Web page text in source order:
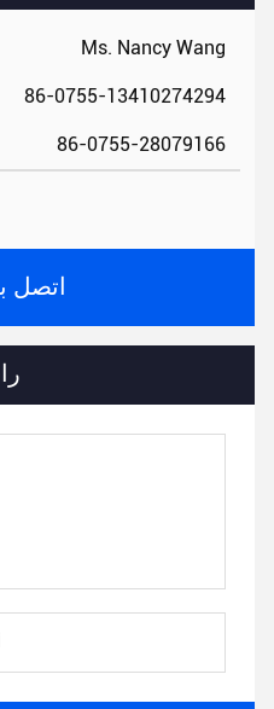
Ms. Nancy Wang
86-0755-13410274294
86-0755-28079166
اتصل